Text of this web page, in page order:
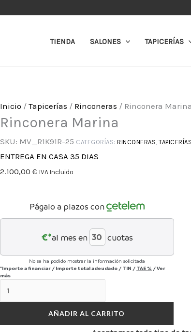
TIENDA SALONES TAPICERÍAS
Inicio / Tapicerías / Rinconeras / Rinconera Marina
Rinconera Marina
SKU: MV_R1K91R-25 CATEGORÍAS: RINCONERAS TAPICERÍAS
ENTREGA EN CASA 35 DIAS
2.100,00 € IVA Incluido
Págalo a plazos con
€*al mes en cuotas
No se ha podido mostrar la información solicitada
*Importe a financiar / Importe total adeudado / TIN / TAE % /Ver
más
AÑADIR AL CARRITO